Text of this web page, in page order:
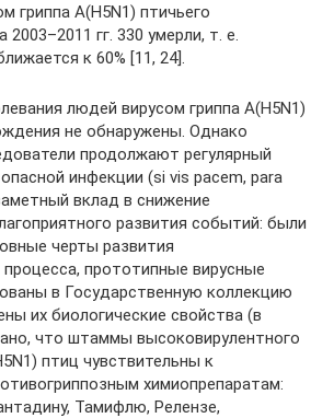
гриппа А(H5N1) птичьего
гг. 330 умерли, т. е.
к 60% [11, 24].
людей вирусом гриппа А(H5N1)
не обнаружены. Однако
продолжают регулярный
инфекции (si vis pacem, para
вклад в снижение
развития событий: были
черты развития
прототипные вирусные
в Государственную коллекцию
их биологические свойства (в
что штаммы высоковирулентного
птиц чувствительны к
химиопрепаратам:
Тамифлю, Релензе,